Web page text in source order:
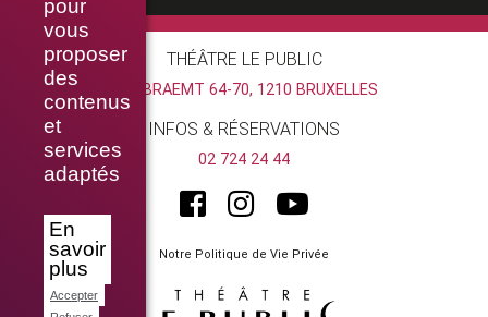
pour
vous
proposer
des
contenus
et
services
adaptés
En
savoir
plus
Accepter
THÉÂTRE LE PUBLIC
RUE BRAEMT 64-70, 1210 BRUXELLES
INFOS & RÉSERVATIONS
02 724 24 44
Notre Politique de Vie Privée